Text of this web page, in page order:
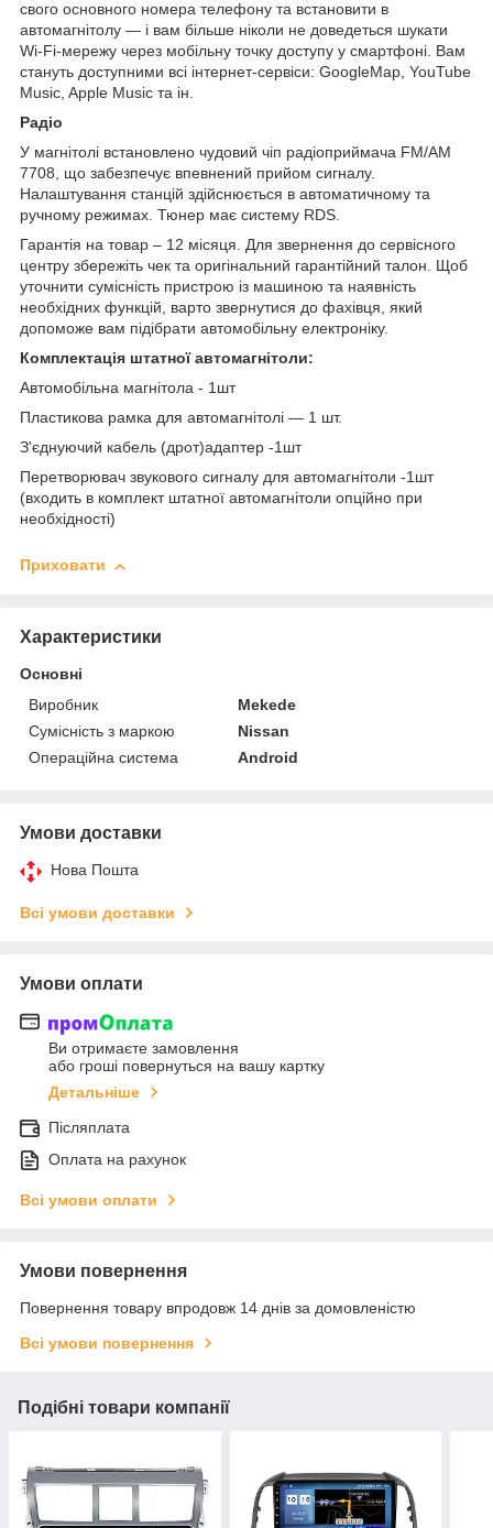
свого основного номера телефону та встановити в
автомагнітолу — і вам більше ніколи не доведеться шукати
Wi-Fi-мережу через мобільну точку доступу у смартфоні. Вам
стануть доступними всі інтернет-сервіси: GoogleMap, YouTube
Music, Apple Music та ін.
Радіо
У магнітолі встановлено чудовий чіп радіоприймача FM/AM
7708, що забезпечує впевнений прийом сигналу.
Налаштування станцій здійснюється в автоматичному та
ручному режимах. Тюнер має систему RDS.
Гарантія на товар – 12 місяця. Для звернення до сервісного
центру збережіть чек та оригінальний гарантійний талон. Щоб
уточнити сумісність пристрою із машиною та наявність
необхідних функцій, варто звернутися до фахівця, який
допоможе вам підібрати автомобільну електроніку.
Комплектація штатної автомагнітоли:
Автомобільна магнітола - 1шт
Пластикова рамка для автомагнітолі — 1 шт.
З'єднуючий кабель (дрот)адаптер -1шт
Перетворювач звукового сигналу для автомагнітоли -1шт
(входить в комплект штатної автомагнітоли опційно при
необхідності)
Приховати
Характеристики
Основні
Виробник
Mekede
Сумісність з маркою
Nissan
Операційна система
Android
Умови доставки
Нова Пошта
Всі умови доставки
Умови оплати
Ви отримаєте замовлення
або гроші повернуться на вашу картку
Детальніше
Післяплата
Оплата на рахунок
Всі умови оплати
Умови повернення
Повернення товару впродовж 14 днів за домовленістю
Всі умови повернення
Подібні товари компанії